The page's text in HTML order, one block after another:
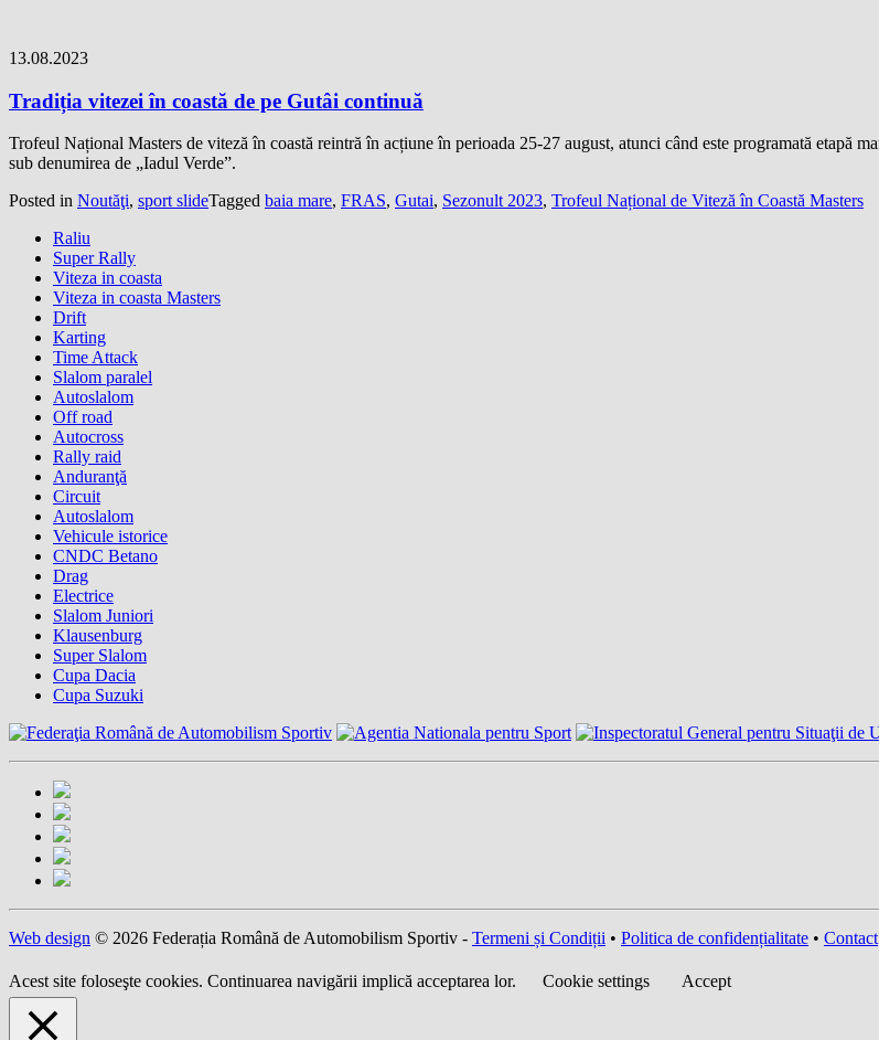
13.08.2023
Tradiția vitezei în coastă de pe Gutâi continuă
Trofeul Național Masters de viteză în coastă reintră în acțiune în perioada 25-27 august, atunci când este programată etapă
sub denumirea de „Iadul Verde”.
Posted in Noutăţi, sport slideTagged baia mare, FRAS, Gutai, Sezonult 2023, Trofeul Național de Viteză în Coastă Masters
Raliu
Super Rally
Viteza in coasta
Viteza in coasta Masters
Drift
Karting
Time Attack
Slalom paralel
Autoslalom
Off road
Autocross
Rally raid
Anduranţă
Circuit
Autoslalom
Vehicule istorice
CNDC Betano
Drag
Electrice
Slalom Juniori
Klausenburg
Super Slalom
Cupa Dacia
Cupa Suzuki
Web design © 2026 Federația Română de Automobilism Sportiv - Termeni și Condiții • Politica de confidențialitate • Contact
Acest site foloseşte cookies. Continuarea navigării implică acceptarea lor. Cookie settings Accept